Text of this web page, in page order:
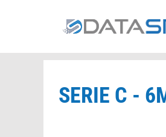
SERIE C -